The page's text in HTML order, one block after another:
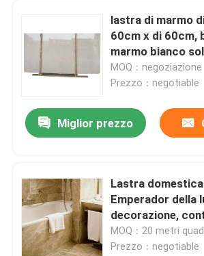
Prodotti
Su di noi
Visita alla fabbrica
Contattaci
Notizie
lastra di marmo
60cm x di 60cm,
marmo bianco
pietra delle
solette del
MOQ：negoziazione
Prezzo：negotiable
Miglior prezzo
Lastra
Emperador della
decorazione,
marmo del bagno
MOQ：20 metri
Prezzo：negotiable